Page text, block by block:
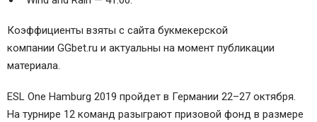
Коэффициенты взяты с сайта букмекерской
компании GGbet.ru и актуальны на момент публикации
материала.
ESL One Hamburg 2019 пройдет в Германии 22–27 октября.
На турнире 12 команд разыграют призовой фонд в размере